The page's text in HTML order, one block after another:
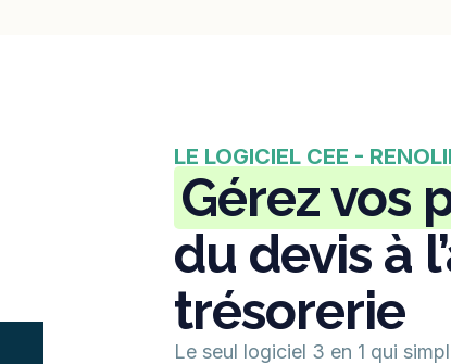
LE LOGICIEL CEE -
Gérez vos
du devis à
trésorerie
Le seul logiciel 3 en 1 qui